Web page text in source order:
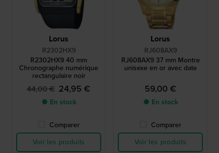
Lorus
R2302HX9
R2302HX9 40 mm
Chronographe numérique
rectangulaire noir
44,00 € 24,95 €
● En stock
Comparer
Voir les produits
Lorus
RJ608AX9
RJ608AX9 37 mm Montre
unisexe en or avec date
59,00 €
● En stock
Comparer
Voir les produits